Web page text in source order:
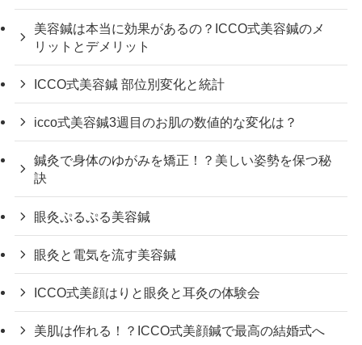
美容鍼は本当に効果があるの？ICCO式美容鍼のメ
リットとデメリット
ICCO式美容鍼 部位別変化と統計
icco式美容鍼3週目のお肌の数値的な変化は？
鍼灸で身体のゆがみを矯正！？美しい姿勢を保つ秘
訣
眼灸ぷるぷる美容鍼
眼灸と電気を流す美容鍼
ICCO式美顔はりと眼灸と耳灸の体験会
美肌は作れる！？ICCO式美顔鍼で最高の結婚式へ